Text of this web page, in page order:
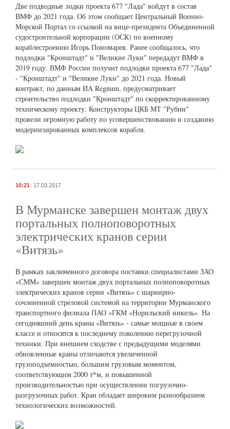
Две подводные лодки проекта 677 "Лада" войдут в состав
ВМФ до 2021 года. Об этом сообщает Центральный Военно-
Морской Портал со ссылкой на вице-президента Объединенной
судостроительной корпорации (ОСК) по военному
кораблестроению Игорь Пономарев. Ранее сообщалось, что
подлодки "Кронштадт" и "Великие Луки" передадут ВМФ в
2019 году. ВМФ России получит подлодки проекта 677 "Лада"
- "Кронштадт" и "Великие Луки" до 2021 года. Новый
контракт, по данным ИА Regnum, предусматривает
строительство подлодки "Кронштадт" по скорректированному
техническому проекту. Конструкторы ЦКБ МТ "Рубин"
провели огромную работу по усовершенствованию и созданию
модернизированных комплексов корабля.
10:21 17.03.2017
В Мурманске завершен монтаж двух
портальных полноповоротных
электрических кранов серии
«Витязь»
В рамках заключенного договора поставки специалистами ЗАО
«СММ» завершен монтаж двух портальных полноповоротных
электрических кранов серии «Витязь» с шарнирно-
сочлененной стреловой системой на территории Мурманского
транспортного филиала ПАО «ГКМ «Норильский никель». На
сегодняшний день краны «Витязь» - самые мощные в своем
классе и относятся к последнему поколению перегрузочной
техники. При внешнем сходстве с предыдущими моделями
обновленные краны отличаются увеличенной
грузоподъемностью, большим грузовым моментом,
соответствующим 2000 т*м, и повышенной
производительностью при осуществлении погрузочно-
разгрузочных работ. Кран обладает широким разнообразием
технологических возможностей.